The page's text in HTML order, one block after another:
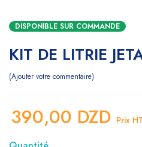
DISPONIBLE SUR COMMANDE
KIT DE LITRIE
Ajouter votre commentaire
390,00 DZD Prix